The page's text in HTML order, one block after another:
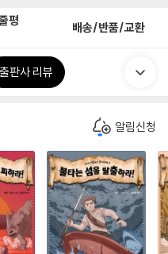
평 배송/반품/교환
출판사 리뷰
알림신청